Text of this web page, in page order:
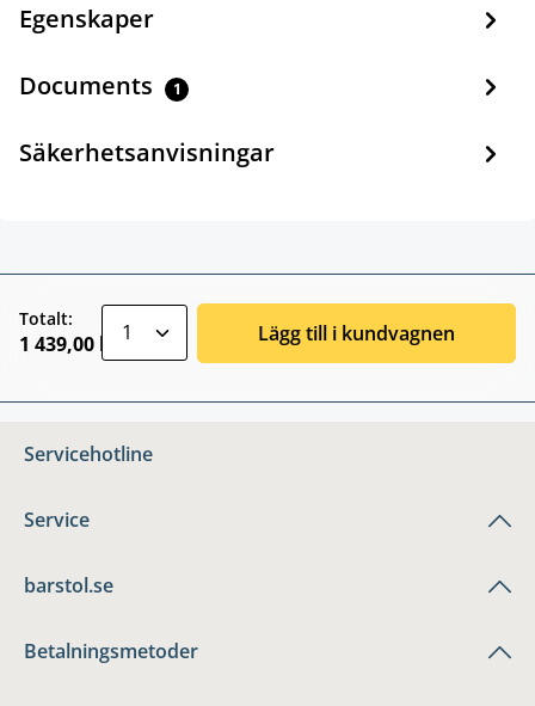
Egenskaper
Documents 1
Säkerhetsanvisningar
Totalt:
1 439,00 kr Lägg till i kundvagnen
Servicehotline
Service
barstol.se
Betalningsmetoder